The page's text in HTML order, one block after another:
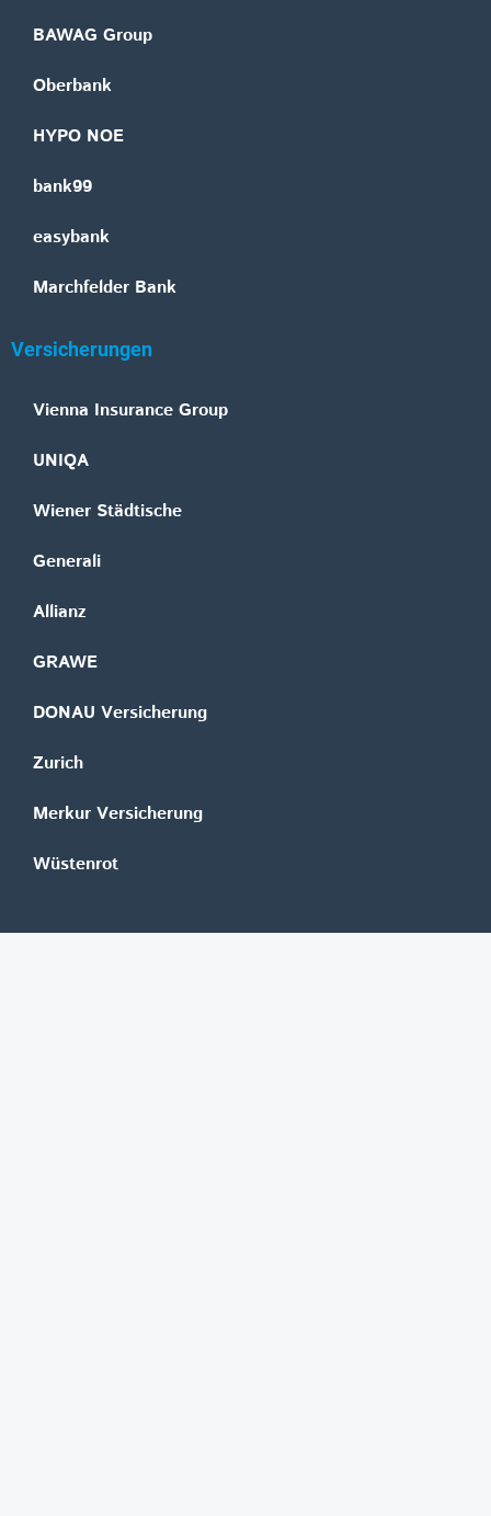
BAWAG Group
Oberbank
HYPO NOE
bank99
easybank
Marchfelder Bank
Versicherungen
Vienna Insurance Group
UNIQA
Wiener Städtische
Generali
Allianz
GRAWE
DONAU Versicherung
Zurich
Merkur Versicherung
Wüstenrot